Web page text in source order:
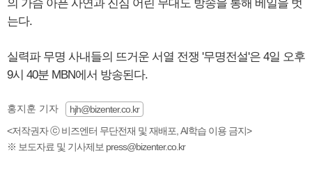
의 가슴 아픈 사연과 진심 어린 무대도 방송을 통해 베일을 벗
는다.
실력파 무명 사내들의 뜨거운 서열 전쟁 '무명전설'은 4일 오후
9시 40분 MBN에서 방송된다.
홍지훈 기자
hjh@bizenter.co.kr
<저작권자 ⓒ 비즈엔터 무단전재 및 재배포, AI학습 이용 금지>
※ 보도자료 및 기사제보 press@bizenter.co.kr